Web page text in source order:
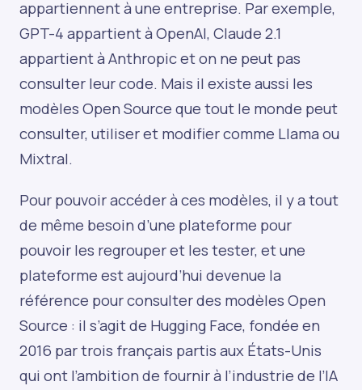
appartiennent à une entreprise. Par exemple,
GPT-4 appartient à OpenAI, Claude 2.1
appartient à Anthropic et on ne peut pas
consulter leur code. Mais il existe aussi les
modèles Open Source que tout le monde peut
consulter, utiliser et modifier comme Llama ou
Mixtral.
Pour pouvoir accéder à ces modèles, il y a tout
de même besoin d’une plateforme pour
pouvoir les regrouper et les tester, et une
plateforme est aujourd’hui devenue la
référence pour consulter des modèles Open
Source : il s’agit de Hugging Face, fondée en
2016 par trois français partis aux États-Unis
qui ont l’ambition de fournir à l’industrie de l’IA